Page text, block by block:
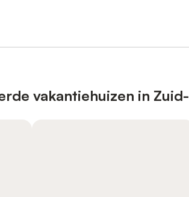
vakantiehuizen in